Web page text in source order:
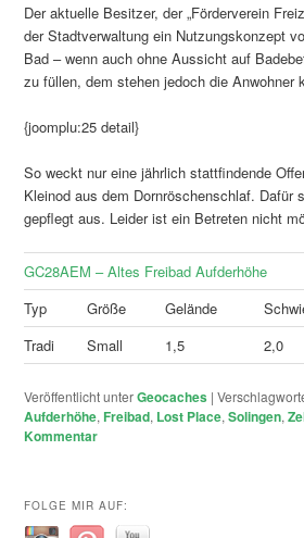
Der aktuelle Besitzer, der „Förderverein
der Stadtverwaltung ein Nutzungskonzept
Bad – wenn auch ohne Aussicht auf
zu füllen, dem stehen jedoch die Anwohner
{joomplu:25 detail}
So weckt nur eine jährlich stattfindende
Kleinod aus dem Dornröschenschlaf. Dafür
gepflegt aus. Leider ist ein Betreten nicht
GC28AEM – Altes Freibad Aufderhöhe
Typ
Größe Gelände
Tradi
Small 1,5 2,0
Veröffentlicht unterGeocaches |
Aufderhöhe,Freibad, Lost Place,Solingen,
Kommentar
FOLGE MIR AUF: